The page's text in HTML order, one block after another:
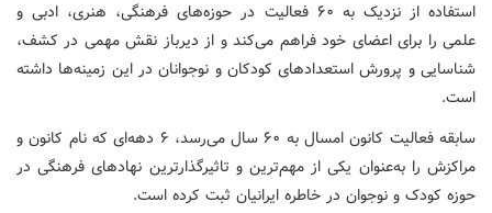
استفاده از نزدیک به ۶۰ فعالیت در حوزه‌های فرهنگی، هنری، ادبی و
علمی را برای اعضای خود فراهم می‌کند و از دیرباز نقش مهمی در کشف،
شناسایی و پرورش استعدادهای کودکان و نوجوانان در این زمینه‌ها داشته
است.
سابقه فعالیت کانون امسال به ۶۰ سال می‌رسد، ۶ دهه‌ای که نام کانون و
مراکزش را به‌عنوان یکی از مهم‌ترین و تاثیرگذارترین نهادهای فرهنگی در
حوزه کودک و نوجوان در خاطره ایرانیان ثبت کرده است.